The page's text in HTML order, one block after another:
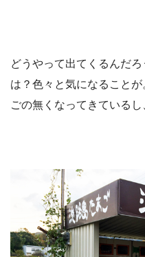
どうやって出てくるんだ
は？色々と気になること
ごの無くなってきているし